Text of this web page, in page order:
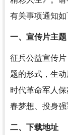
有关事项通知如
一、宣传片主题
征兵公益宣传
题的形式，生
时代革命军人
春梦想、投身强
二、下载地址